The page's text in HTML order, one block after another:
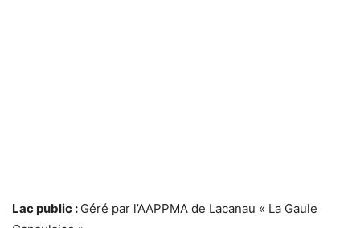
Lac public : Géré par l’AAPPMA de Lacanau « La Gaule